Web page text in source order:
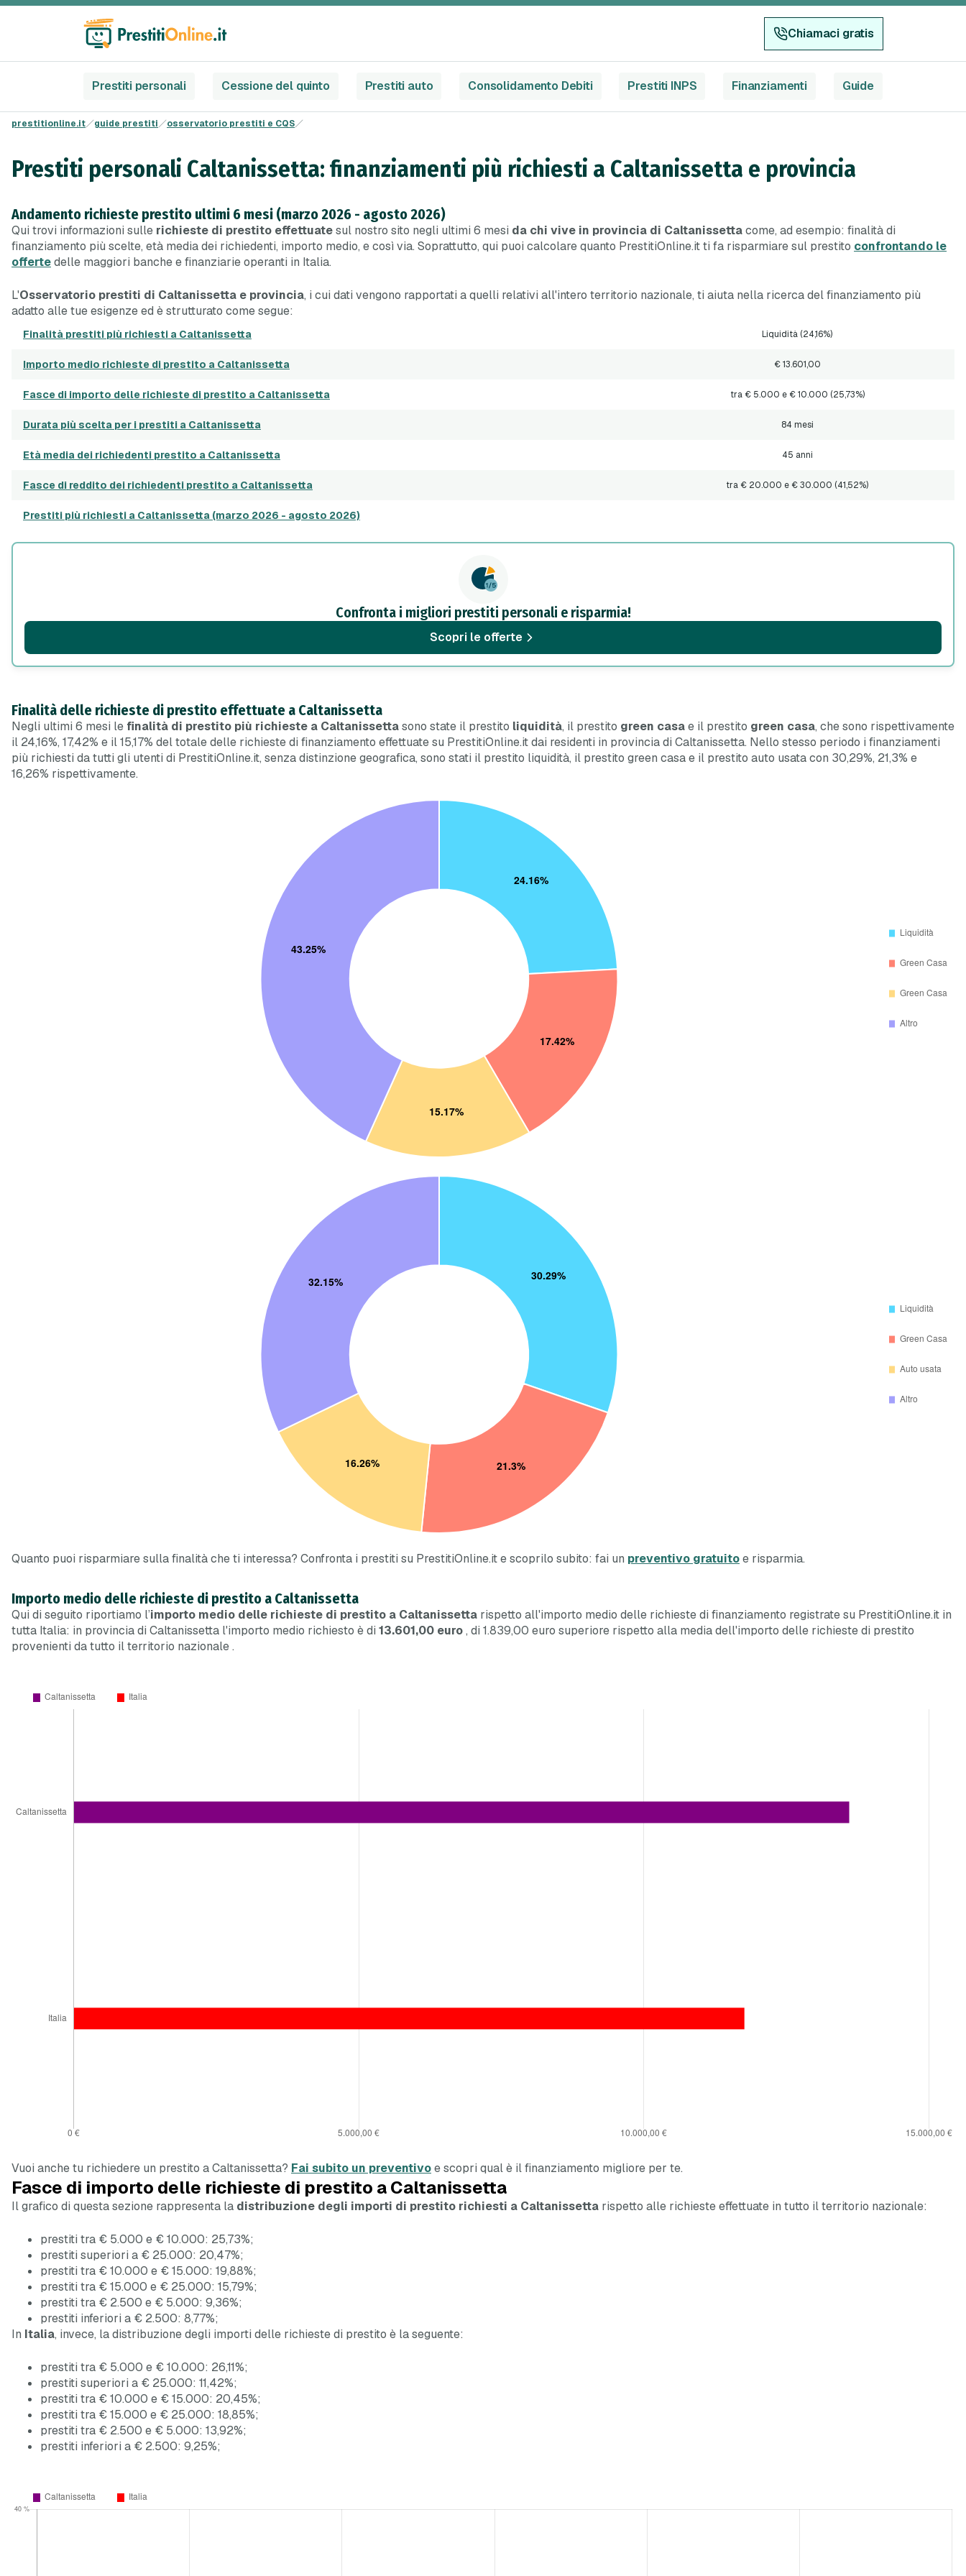
Chiamaci gratis
Prestiti personali Cessione del quinto Prestiti auto Consolidamento Debiti Prestiti INPS Finanziamenti Guide
prestitionline.it guide prestiti osservatorio prestiti e CQS
Prestiti personali Caltanissetta: finanziamenti più richiesti a Caltanissetta e provincia
Andamento richieste prestito ultimi 6 mesi (marzo 2026 - agosto 2026)
Qui trovi informazioni sulle richieste di prestito effettuatesul nostro sito negli ultimi 6 mesi da chi vive in provincia di Caltanissettacome, ad esempio: finalità di
finanziamento più scelte, età media dei richiedenti, importo medio, e così via. Soprattutto, qui puoi calcolare quanto PrestitiOnline.it ti fa risparmiare sul prestito confrontando le
offertedelle maggiori banche e finanziarie operanti in Italia.
L'Osservatorio prestiti di Caltanissetta e provincia, i cui dati vengono rapportati a quelli relativi all'intero territorio nazionale, ti aiuta nella ricerca del finanziamento più
adatto alle tue esigenze ed è strutturato come segue:
Finalità prestiti più richiesti a Caltanissetta Liquidità (24,16%)
Importo medio richieste di prestito a Caltanissetta € 13.601,00
Fasce di importo delle richieste di prestito a Caltanissetta tra € 5.000 e € 10.000 (25,73%)
Durata più scelta per i prestiti a Caltanissetta 84 mesi
Età media dei richiedenti prestito a Caltanissetta 45 anni
Fasce di reddito dei richiedenti prestito a Caltanissetta tra € 20.000 e € 30.000 (41,52%)
Prestiti più richiesti a Caltanissetta (marzo 2026 - agosto 2026)
Confronta i migliori prestiti personali e risparmia!
Scopri le offerte
Finalità delle richieste di prestito effettuate a Caltanissetta
Negli ultimi 6 mesi le finalità di prestito più richieste a Caltanissettasono state il prestito liquidità, il prestito green casae il prestito green casa, che sono rispettivamente
il 24,16%, 17,42% e il 15,17% del totale delle richieste di finanziamento effettuate su PrestitiOnline.it dai residenti in provincia di Caltanissetta. Nello stesso periodo i finanziamenti
più richiesti da tutti gli utenti di PrestitiOnline.it, senza distinzione geografica, sono stati il prestito liquidità, il prestito green casa e il prestito auto usata con 30,29%, 21,3% e
16,26% rispettivamente.
Quanto puoi risparmiare sulla finalità che ti interessa? Confronta i prestiti su PrestitiOnline.it e scoprilo subito: fai un preventivo gratuitoe risparmia.
Importo medio delle richieste di prestito a Caltanissetta
Qui di seguito riportiamo l’importo medio delle richieste di prestito a Caltanissetta rispetto all'importo medio delle richieste di finanziamento registrate su PrestitiOnline.it in
tutta Italia: in provincia di Caltanissetta l'importo medio richiesto è di 13.601,00 euro, di 1.839,00 euro superiore rispetto alla media dell'importo delle richieste di prestito
provenienti da tutto il territorio nazionale.
Vuoi anche tu richiedere un prestito a Caltanissetta? Fai subito un preventivoe scopri qual è il finanziamento migliore per te.
Fasce di importo delle richieste di prestito a Caltanissetta
Il grafico di questa sezione rappresenta la distribuzione degli importi di prestito richiesti a Caltanissetta rispetto alle richieste effettuate in tutto il territorio nazionale:
prestiti tra € 5.000 e € 10.000: 25,73%;
prestiti superiori a € 25.000: 20,47%;
prestiti tra € 10.000 e € 15.000: 19,88%;
prestiti tra € 15.000 e € 25.000: 15,79%;
prestiti tra € 2.500 e € 5.000: 9,36%;
prestiti inferiori a € 2.500: 8,77%;
In Italia, invece, la distribuzione degli importi delle richieste di prestito è la seguente:
prestiti tra € 5.000 e € 10.000: 26,11%;
prestiti superiori a € 25.000: 11,42%;
prestiti tra € 10.000 e € 15.000: 20,45%;
prestiti tra € 15.000 e € 25.000: 18,85%;
prestiti tra € 2.500 e € 5.000: 13,92%;
prestiti inferiori a € 2.500: 9,25%;